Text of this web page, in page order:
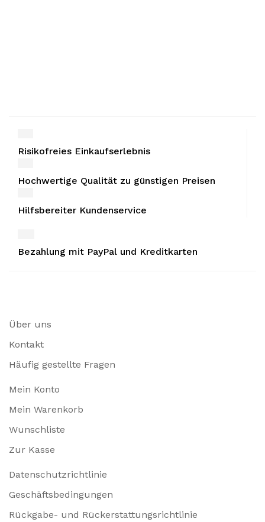
Risikofreies Einkaufserlebnis
Hochwertige Qualität zu günstigen Preisen
Hilfsbereiter Kundenservice
Bezahlung mit PayPal und Kreditkarten
Über uns
Kontakt
Häufig gestellte Fragen
Mein Konto
Mein Warenkorb
Wunschliste
Zur Kasse
Datenschutzrichtlinie
Geschäftsbedingungen
Rückgabe- und Rückerstattungsrichtlinie